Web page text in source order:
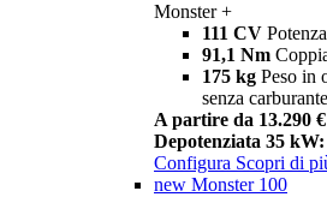
Monster +
111 CV Potenza
91,1 Nm
175 kg Peso in
senza carburante
A partire da 13.290 €
Depotenziata 35 kW:
Configura Scopri di
new Monster 100